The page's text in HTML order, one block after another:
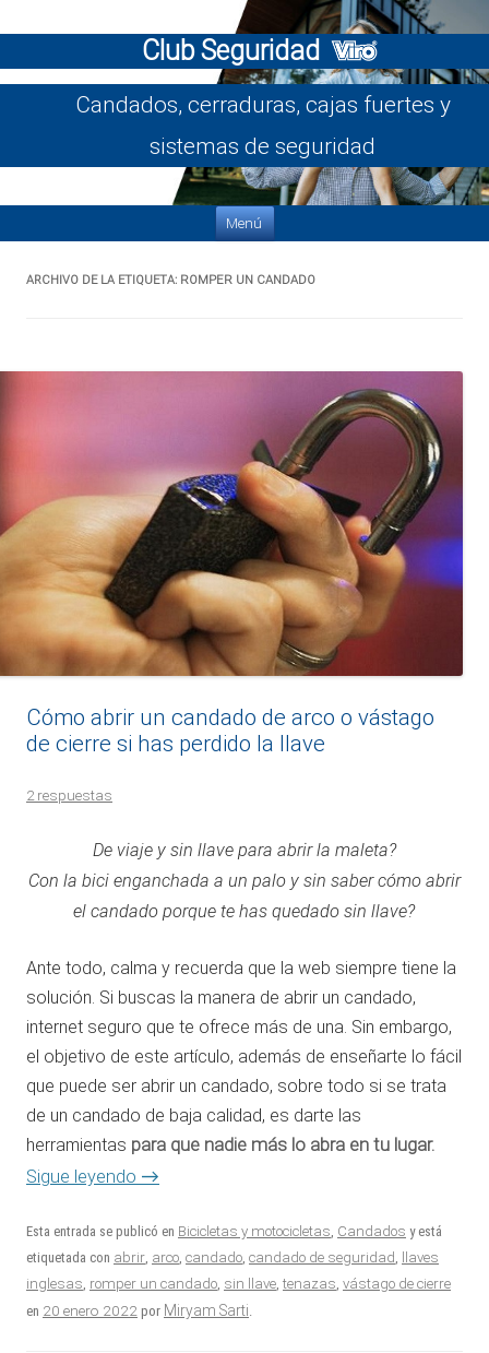
Club Seguridad
Candados, cerraduras, cajas fuertes y
sistemas de seguridad
Menú
ARCHIVO DE LA ETIQUETA: ROMPER UN CANDADO
Cómo abrir un candado de arco o vástago
de cierre si has perdido la llave
2 respuestas
De viaje y sin llave para abrir la maleta?
Con la bici enganchada a un palo y sin saber cómo abrir
el candado porque te has quedado sin llave?
Ante todo, calma y recuerda que la web siempre tiene la
solución. Si buscas la manera de abrir un candado,
internet seguro que te ofrece más de una. Sin embargo,
el objetivo de este artículo, además de enseñarte lo fácil
que puede ser abrir un candado, sobre todo si se trata
de un candado de baja calidad, es darte las
herramientas para que nadie más lo abra en tu lugar.
Sigue leyendo →
Esta entrada se publicó en Bicicletas y motocicletas Candados y está
etiquetada con abrir arco candado candado de seguridad
llaves
inglesas romper un candado sin llave tenazas vástago de cierre
en 20 enero 2022 por Miryam Sarti